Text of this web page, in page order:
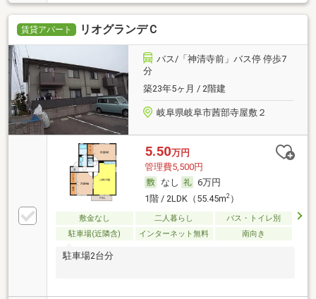
賃貸アパート リオグランデＣ
バス/「神清寺前」バス停 停歩7
分
築23年5ヶ月 / 2階建
岐阜県岐阜市茜部寺屋敷２
5.50万円
管理費5,500円
なし
6万円
1階 / 2LDK（55.45m2）
敷金なし 二人暮らし
バス・トイレ別
駐車場(近隣含)
インターネット無料 南向き
駐車場2台分